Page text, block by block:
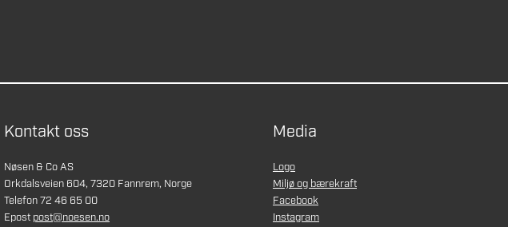
Kontakt oss
Nøsen & Co AS
Orkdalsveien 604, 7320 Fannrem, Norge
Telefon 72 46 65 00
Epost post@noesen.no
Media
Logo
Miljø og bærekraft
Facebook
Instagram